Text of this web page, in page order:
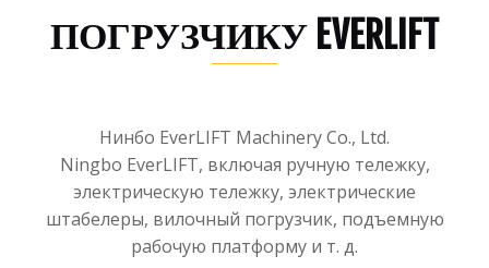
ПОГРУЗЧИКУ EVERLIFT
Нинбо EverLIFT Machinery Co., Ltd.
Ningbo EverLIFT, включая ручную тележку,
электрическую тележку, электрические
штабелеры, вилочный погрузчик, подъемную
рабочую платформу и т. д.